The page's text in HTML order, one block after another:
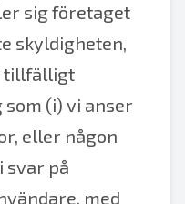
sig företaget
skyldigheten,
tillfälligt
(i) vi anser
eller någon
svar på
med